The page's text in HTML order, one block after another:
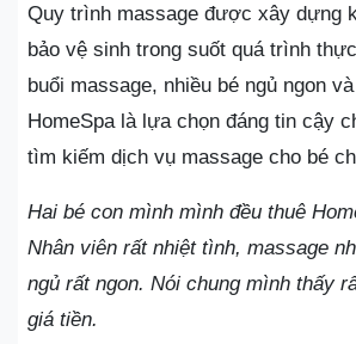
Quy trình massage được xây dựng
bảo vệ sinh trong suốt quá trình
buổi massage, nhiều bé ngủ ngon
HomeSpa là lựa chọn đáng tin cậy
tìm kiếm dịch vụ massage cho bé
Hai bé con mình mình đều thuê
Nhân viên rất nhiệt tình, massage
ngủ rất ngon. Nói chung mình thấy
giá tiền.